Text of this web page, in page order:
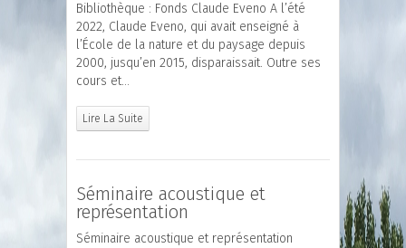
Bibliothèque : Fonds Claude Eveno A l’été
2022, Claude Eveno, qui avait enseigné à
l’École de la nature et du paysage depuis
2000, jusqu’en 2015, disparaissait. Outre ses
cours et…
Lire La Suite
Séminaire acoustique et
représentation
Séminaire acoustique et représentation